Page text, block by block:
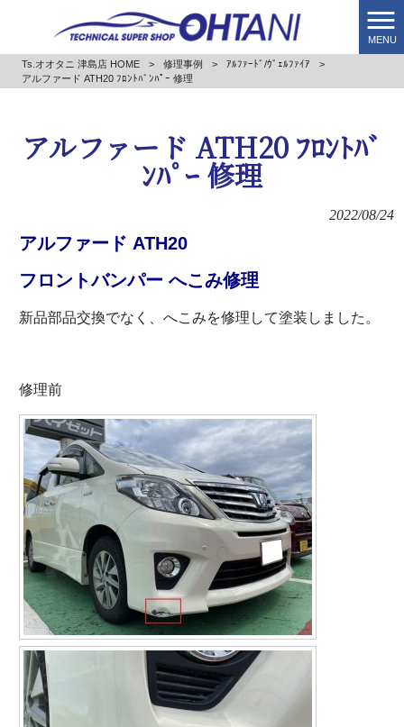
MENU
Ts.オオタニ 津島店 HOME > 修理事例 > ｱﾙﾌｧｰﾄﾞ/ｳﾞｪﾙﾌｧｲｱ
>
アルファード ATH20 ﾌﾛﾝﾄﾊﾞﾝﾊﾟｰ 修理
アルファード ATH20 ﾌﾛﾝﾄﾊﾞ
ﾝﾊﾟｰ 修理
2022/08/24
アルファード ATH20
フロントバンパー へこみ修理
新品部品交換でなく、へこみを修理して塗装しました。
修理前